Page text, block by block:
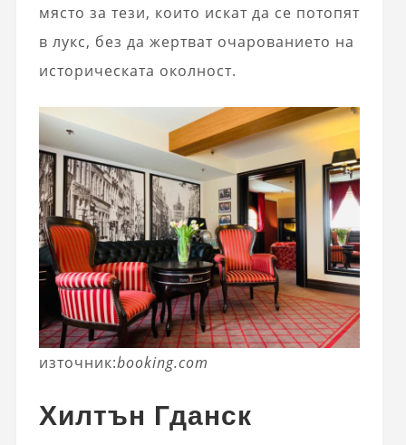
място за тези, които искат да се потопят
в лукс, без да жертват очарованието на
историческата околност.
източник:booking.com
Хилтън Гданск